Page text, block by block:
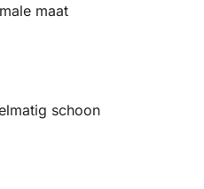
maat
schoon